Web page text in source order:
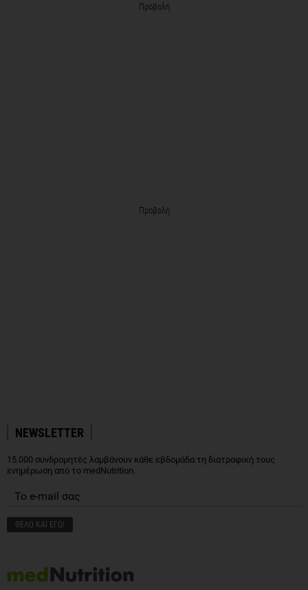
Προβολή
Προβολή
NEWSLETTER
15.000 συνδρομητές λαμβάνουν κάθε εβδομάδα τη διατροφική τους
ενημέρωση από το medNutrition.